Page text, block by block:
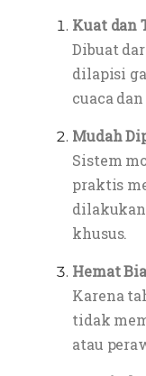
Kuat dan
Dibuat
dilapisi
cuaca
Mudah
Sistem
praktis
khusus.
Hemat
Karena
tidak
atau